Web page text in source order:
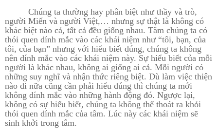
Chúng ta thường hay phân biệt như thầy và trò,
người Miến và người Việt,… nhưng sự thật là không có
khác biệt nào cả, tất cả đều giống nhau. Tâm chúng ta có
thói quen dính mắc vào các khái niệm như “tôi, bạn, của
tôi, của bạn” nhưng với hiểu biết đúng, chúng ta không
nên dính mắc vào các khái niệm này. Sự hiểu biết của mỗi
người là khác nhau, không ai giống ai cả. Mỗi người có
những suy nghĩ và nhận thức riêng biệt. Dù làm việc thiện
nào đi nữa cũng cần phải hiểu đúng thì chúng ta mới
không dính mắc vào những hành động đó. Ngược lại,
không có sự hiểu biết, chúng ta không thể thoát ra khỏi
thói quen dính mắc của tâm. Lúc này các khái niệm sẽ
sinh khởi trong tâm.